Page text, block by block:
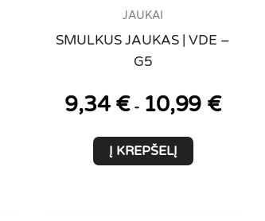
JAUKAI
SMULKUS JAUKAS | VDE –
G5
9,34€- 10,99 €
Į KREPŠELĮ